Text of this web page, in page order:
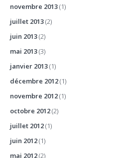
novembre 2013(1)
juillet 2013(2)
juin 2013(2)
mai 2013(3)
janvier 2013(1)
décembre 2012(1)
novembre 2012(1)
octobre 2012(2)
juillet 2012(1)
juin 2012(1)
mai 2012(2)